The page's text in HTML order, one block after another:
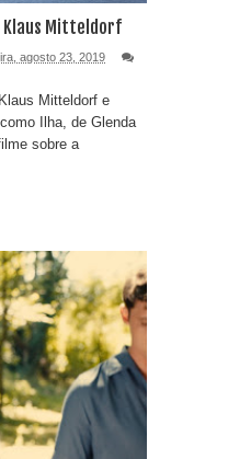
Klaus Mitteldorf
agosto 23, 2019
Mitteldorf e
Ilha, de Glenda
sobre a